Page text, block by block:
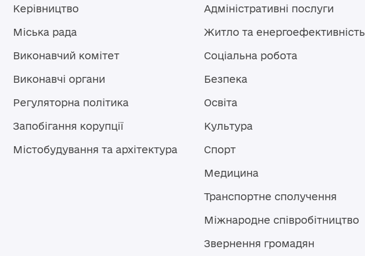
Керівництво
Міська рада
Виконавчий комітет
Виконавчі органи
Регуляторна політика
Запобігання корупції
Містобудування та архітектура
Адміністративні послуги
Житло та енергоефективність
Соціальна робота
Безпека
Освіта
Культура
Спорт
Медицина
Транспортне сполучення
Міжнародне співробітництво
Звернення громадян